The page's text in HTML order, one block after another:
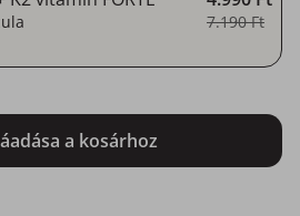
7.190 Ft
a kosárhoz